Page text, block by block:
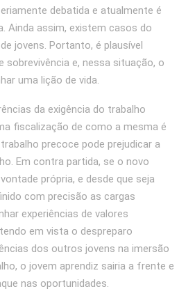
debatida e atualmente é
Ainda assim, existem casos do
jovens. Portanto, é plausível
sobrevivência e, nessa situação, o
uma lição de vida.
da exigência do trabalho
fiscalização de como a mesma é
precoce pode prejudicar a
Em contra partida, se o novo
própria, e desde que seja
com precisão as cargas
experiências de valores
em vista o despreparo
dos outros jovens na imersão
o jovem aprendiz sairia a frente e
nas oportunidades.